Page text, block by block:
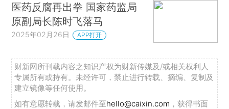
医药反腐再出拳 国家药监局
原副局长陈时飞落马
2025年02月26日 APP打开
财新网所刊载内容之知识产权为财新传媒及/或相关权利人
专属所有或持有。未经许可，禁止进行转载、摘编、复制及
建立镜像等任何使用。
如有意愿转载，请发邮件至hello@caixin.com ，获得书面